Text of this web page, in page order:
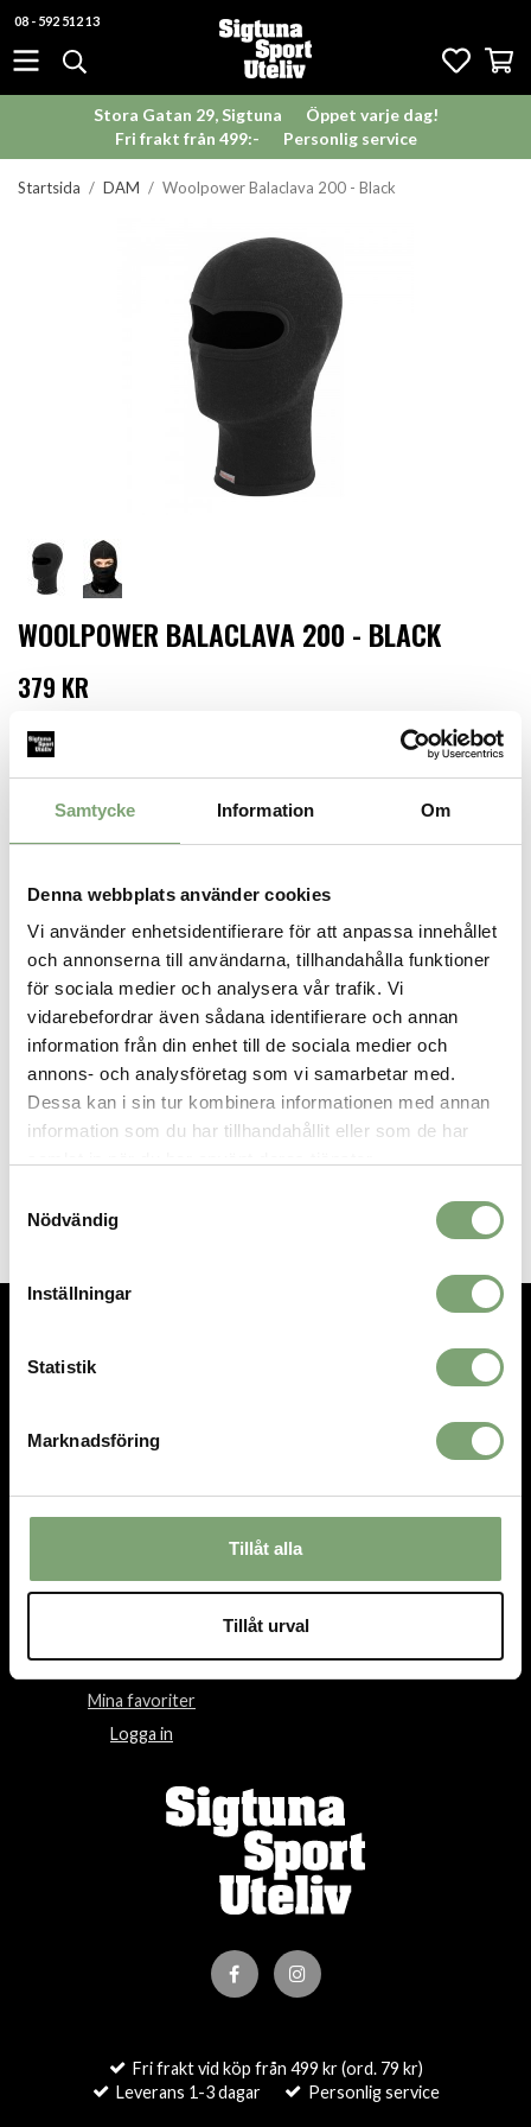
Samtycke Information Om
Denna webbplats använder cookies
Vi använder enhetsidentifierare för att anpassa innehållet
och annonserna till användarna, tillhandahålla funktioner
för sociala medier och analysera vår trafik. Vi
vidarebefordrar även sådana identifierare och annan
information från din enhet till de sociala medier och
annons- och analysföretag som vi samarbetar med.
Dessa kan i sin tur kombinera informationen med annan
information som du har tillhandahållit eller som de har
Nödvändig
Inställningar
Statistik
Marknadsföring
Tillåt alla
Tillåt urval
08 - 592 512 13
Stora Gatan 29, Sigtuna
Öppet varje dag!
Fri frakt från 499:-
Personlig service
Startsida / DAM / Woolpower Balaclava 200 - Black
WOOLPOWER BALACLAVA 200 - BLACK
379 KR
Produktbeskrivning:
hals och nacke i Woolpowers mjuka Ullfrotté Original 200.
Specifikation:
Ullfrotté Original 200 (Woolpowers tunnaste ullfrotté)
60% Merino wool,25% Polyester, 15% Polyamid
SPARA SOM FAVORIT
Artikelnummer:
Öppettider:
Mån-fre 10-18, Lör 10-15, Sön 12-15
HANDLA
Kontakta oss
Mina favoriter
Logga in
INFORMATION
Om cookies
Fri frakt vid köp från 499 kr (ord. 79 kr)
Leverans 1-3 dagar
Personlig service